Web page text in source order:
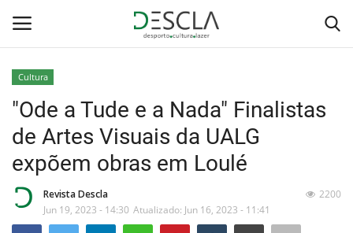
Home
...by Descla
Desporto
Cultura
"Ode a Tude e a Nada" Finalistas
de Artes Visuais da UALG
expõem obras em Loulé
Revista Descla
Jun 19, 2023 - 14:30 Atualizado: Jun 16, 2023 - 11:41
2200